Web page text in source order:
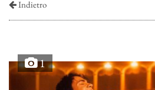
Indietro
1